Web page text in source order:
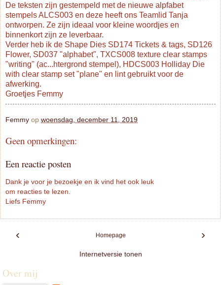
De teksten zijn gestempeld met de nieuwe alpfabet
stempels ALCS003 en deze heeft ons Teamlid Tanja
ontworpen. Ze zijn ideaal voor kleine woordjes en
binnenkort zijn ze leverbaar.
Verder heb ik de Shape Dies SD174 Tickets & tags, SD126
Flower, SD037 "alphabet", TXCS008 texture clear stamps
"writing" (ac...htergrond stempel), HDCS003 Holliday Die
with clear stamp set "plane" en lint gebruikt voor de
afwerking.
Groetjes Femmy
Femmy op woensdag, december 11, 2019
Geen opmerkingen:
Een reactie posten
Dank je voor je bezoekje en ik vind het ook leuk
om reacties te lezen.
Liefs Femmy
‹ ›
Homepage
Internetversie tonen
Over mij